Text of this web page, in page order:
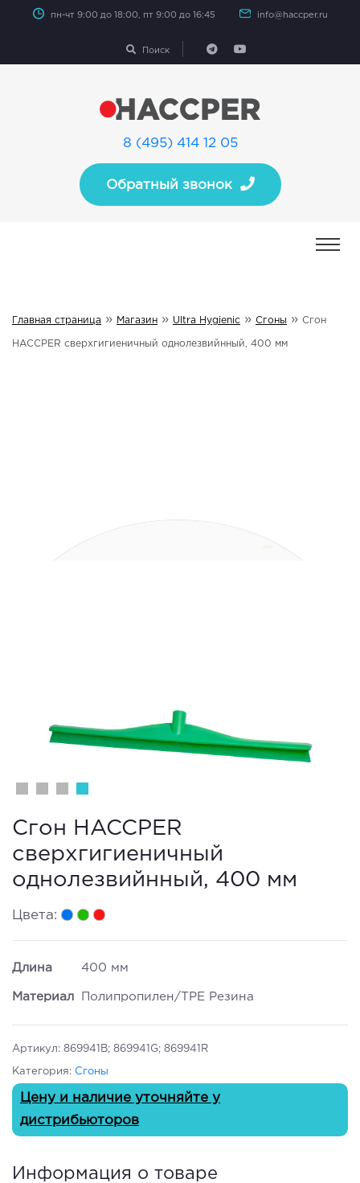
пн-чт 9:00 до 18:00, пт 9:00 до 16:45 info@haccper.ru
Поиск
8 (495) 414 12 05
Обратный звонок
Главная страница » Магазин » Ultra Hygienic » Сгоны » Сгон
HACCPER сверхгигиеничный однолезвийнный, 400 мм
Сгон HACCPER
сверхгигиеничный
однолезвийнный, 400 мм
Цвета:
Длина 400 мм
Материал Полипропилен/TPE Резина
Артикул: 869941B; 869941G; 869941R
Категория: Сгоны
Цену и наличие уточняйте у
дистрибьюторов
Информация о товаре